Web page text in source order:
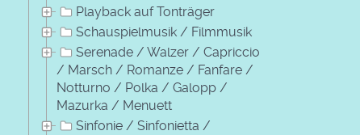
Playback auf Tonträger
Schauspielmusik / Filmmusik
Serenade / Walzer / Capriccio
/ Marsch / Romanze / Fanfare /
Notturno / Polka / Galopp /
Mazurka / Menuett
Sinfonie / Sinfonietta /